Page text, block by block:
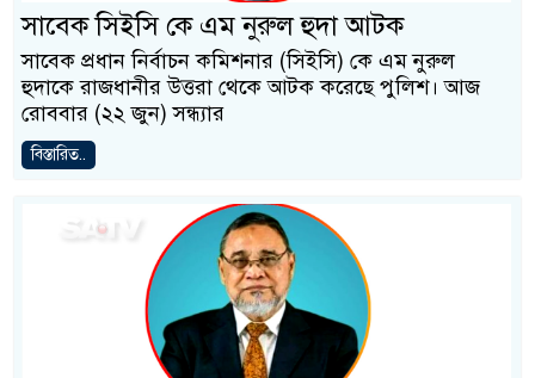
সাবেক সিইসি কে এম নুরুল হুদা আটক
সাবেক প্রধান নির্বাচন কমিশনার (সিইসি) কে এম নুরুল
হুদাকে রাজধানীর উত্তরা থেকে আটক করেছে পুলিশ। আজ
রোববার (২২ জুন) সন্ধ্যার
বিস্তারিত..